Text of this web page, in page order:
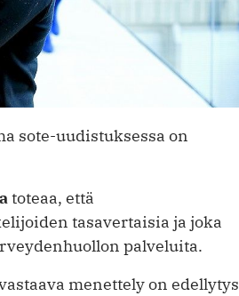
sote-uudistuksessa on
toteaa, että
tasavertaisia ja joka
palveluita.
menettely on edellytys